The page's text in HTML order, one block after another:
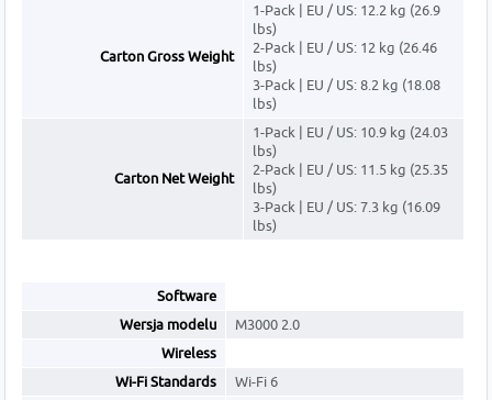
Carton Gross Weight
1-Pack | EU / US: 12.2 kg (26.9
lbs)
2-Pack | EU / US: 12 kg (26.46
lbs)
3-Pack | EU / US: 8.2 kg (18.08
lbs)
Carton Net Weight
1-Pack | EU / US: 10.9 kg (24.03
lbs)
2-Pack | EU / US: 11.5 kg (25.35
lbs)
3-Pack | EU / US: 7.3 kg (16.09
lbs)
Software
Wersja modelu
M3000 2.0
Wireless
Wi-Fi Standards
Wi-Fi 6